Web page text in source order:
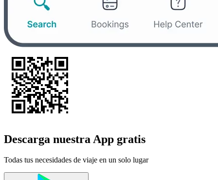
Descarga nuestra App gratis
Todas tus necesidades de viaje en un solo lugar